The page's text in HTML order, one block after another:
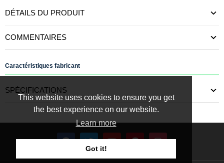
This website uses cookies to ensure you get
the best experience on our website.
Learn more
Got it!
DÉTAILS DU PRODUIT
COMMENTAIRES
Caractéristiques fabricant
SPÉCIFICATIONS